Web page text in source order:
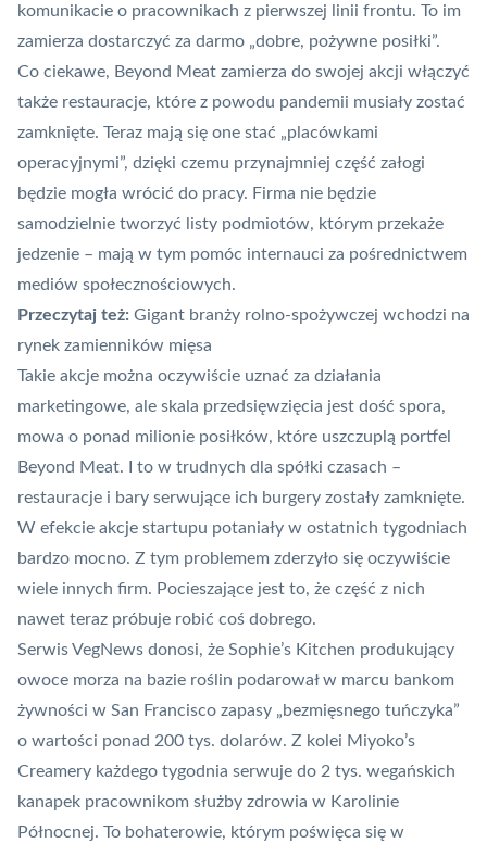
komunikacie o pracownikach z pierwszej linii frontu. To im
zamierza dostarczyć za darmo „dobre, pożywne posiłki”.
Co ciekawe, Beyond Meat zamierza do swojej akcji włączyć
także restauracje, które z powodu pandemii musiały zostać
zamknięte. Teraz mają się one stać „placówkami
operacyjnymi”, dzięki czemu przynajmniej część załogi
będzie mogła wrócić do pracy. Firma nie będzie
samodzielnie tworzyć listy podmiotów, którym przekaże
jedzenie – mają w tym pomóc internauci za pośrednictwem
mediów społecznościowych.
Przeczytaj też: Gigant branży rolno-spożywczej wchodzi na
rynek zamienników mięsa
Takie akcje można oczywiście uznać za działania
marketingowe, ale skala przedsięwzięcia jest dość spora,
mowa o ponad milionie posiłków, które uszczuplą portfel
Beyond Meat. I to w trudnych dla spółki czasach –
restauracje i bary serwujące ich burgery zostały zamknięte.
W efekcie akcje startupu potaniały w ostatnich tygodniach
bardzo mocno. Z tym problemem zderzyło się oczywiście
wiele innych firm. Pocieszające jest to, że część z nich
nawet teraz próbuje robić coś dobrego.
Serwis VegNews donosi, że Sophie’s Kitchen produkujący
owoce morza na bazie roślin podarował w marcu bankom
żywności w San Francisco zapasy „bezmięsnego tuńczyka”
o wartości ponad 200 tys. dolarów. Z kolei Miyoko’s
Creamery każdego tygodnia serwuje do 2 tys. wegańskich
kanapek pracownikom służby zdrowia w Karolinie
Północnej. To bohaterowie, którym poświęca się w